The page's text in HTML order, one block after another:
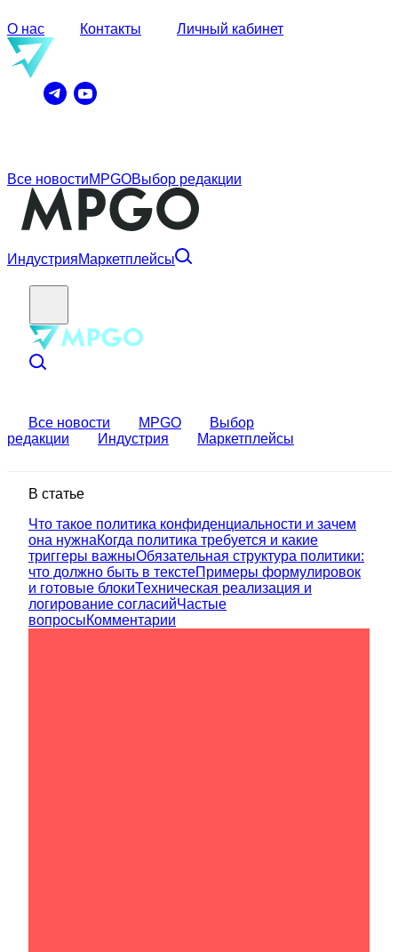
О нас Контакты Личный кабинет
Все новостиMPGOВыбор редакции
ИндустрияМаркетплейсы
Все новости MPGO
Выбор
редакции
Индустрия Маркетплейсы
В статье
Что такое политика конфиденциальности и зачем
она нужнаКогда политика требуется и какие
триггеры важныОбязательная структура политики:
что должно быть в текстеПримеры формулировок
и готовые блокиТехническая реализация и
логирование согласийЧастые
вопросыКомментарии